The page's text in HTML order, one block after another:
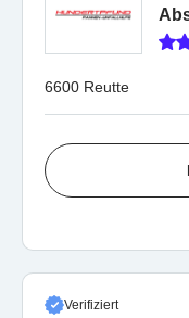
6600 Reutte
Verifiziert